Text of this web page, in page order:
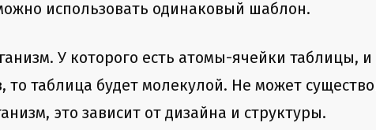
использовать одинаковый шаблон.
У которого есть атомы-ячейки
то таблица будет молекулой. Не может
это зависит от дизайна и структуры.